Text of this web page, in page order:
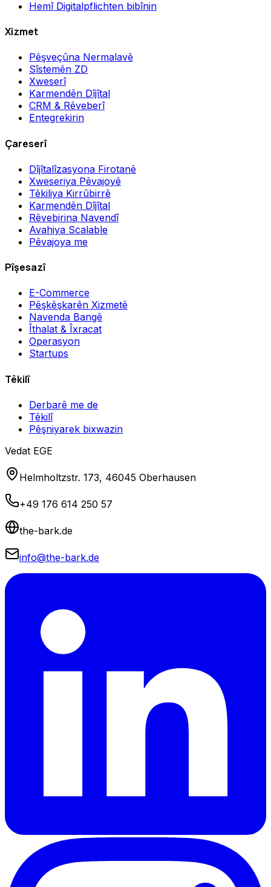
Hemî Digitalpflichten bibînin
Xizmet
Pêşveçûna Nermalavê
Sîstemên ZD
Xweserî
Karmendên Dîjîtal
CRM & Rêveberî
Entegrekirin
Çareserî
Dîjîtalîzasyona Firotanê
Xweseriya Pêvajoyê
Têkiliya Kirrûbirrê
Karmendên Dîjîtal
Rêvebirina Navendî
Avahiya Scalable
Pêvajoya me
Pîşesazî
E-Commerce
Pêşkêşkarên Xizmetê
Navenda Bangê
Îthalat & Îxracat
Operasyon
Startups
Têkilî
Derbarê me de
Têkilî
Pêşniyarek bixwazin
Vedat EGE
Helmholtzstr. 173, 46045 Oberhausen
+49 176 614 250 57
the-bark.de
info@the-bark.de